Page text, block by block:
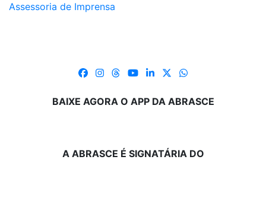
Assessoria de Imprensa
BAIXE AGORA O APP DA ABRASCE
A ABRASCE É SIGNATÁRIA DO